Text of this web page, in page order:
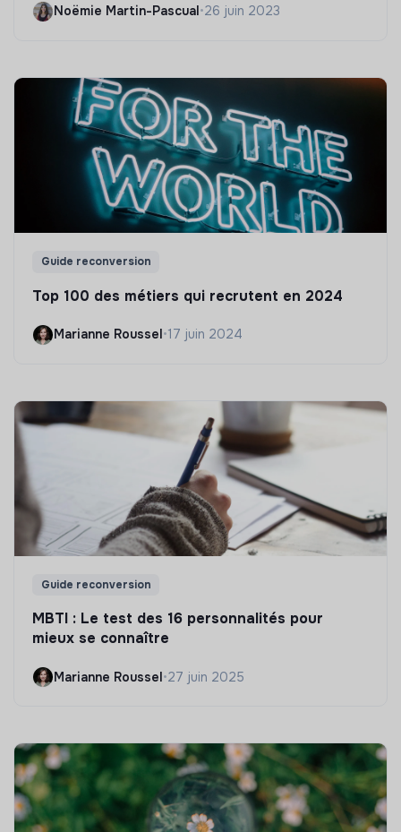
Noëmie Martin-Pascual •26 juin 2023
Guide reconversion
Top 100 des métiers qui recrutent en 2024
Marianne Roussel•17 juin 2024
Guide reconversion
MBTI : Le test des 16 personnalités pour
mieux se connaître
Marianne Roussel•27 juin 2025